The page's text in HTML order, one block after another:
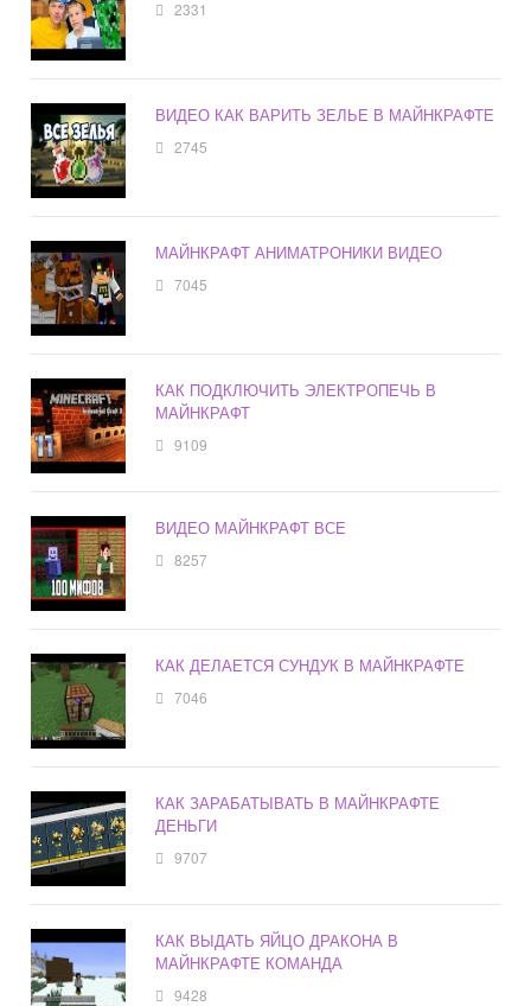
2331
ВИДЕО КАК ВАРИТЬ ЗЕЛЬЕ В МАЙНКРАФТЕ
2745
МАЙНКРАФТ АНИМАТРОНИКИ ВИДЕО
7045
КАК ПОДКЛЮЧИТЬ ЭЛЕКТРОПЕЧЬ В
МАЙНКРАФТ
9109
ВИДЕО МАЙНКРАФТ ВСЕ
8257
КАК ДЕЛАЕТСЯ СУНДУК В МАЙНКРАФТЕ
7046
КАК ЗАРАБАТЫВАТЬ В МАЙНКРАФТЕ
ДЕНЬГИ
9707
КАК ВЫДАТЬ ЯЙЦО ДРАКОНА В
МАЙНКРАФТЕ КОМАНДА
9428